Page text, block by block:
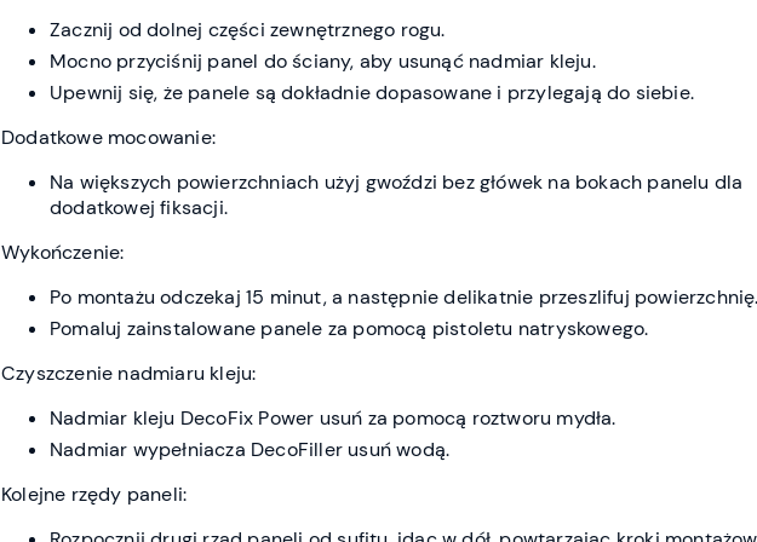
Zacznij od dolnej części zewnętrznego rogu.
Mocno przyciśnij panel do ściany, aby usunąć nadmiar kleju.
Upewnij się, że panele są dokładnie dopasowane i przylegają do siebie.
Dodatkowe mocowanie:
Na większych powierzchniach użyj gwoździ bez główek na bokach panelu dla
dodatkowej fiksacji.
Wykończenie:
Po montażu odczekaj 15 minut, a następnie delikatnie przeszlifuj
Pomaluj zainstalowane panele za pomocą pistoletu natryskowego.
Czyszczenie nadmiaru kleju:
Nadmiar kleju DecoFix Power usuń za pomocą roztworu mydła.
Nadmiar wypełniacza DecoFiller usuń wodą.
Kolejne rzędy paneli: